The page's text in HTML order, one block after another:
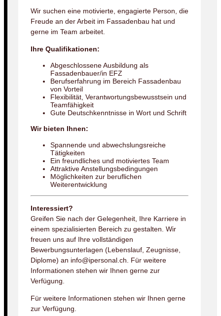
Wir suchen eine motivierte, engagierte Person, die
Freude an der Arbeit im Fassadenbau hat und
gerne im Team arbeitet.
Ihre Qualifikationen:
Abgeschlossene Ausbildung als
Fassadenbauer/in EFZ
Berufserfahrung im Bereich Fassadenbau
von Vorteil
Flexibilität, Verantwortungsbewusstsein und
Teamfähigkeit
Gute Deutschkenntnisse in Wort und Schrift
Wir bieten Ihnen:
Spannende und abwechslungsreiche
Tätigkeiten
Ein freundliches und motiviertes Team
Attraktive Anstellungsbedingungen
Möglichkeiten zur beruflichen
Weiterentwicklung
Interessiert?
Greifen Sie nach der Gelegenheit, Ihre Karriere in
einem spezialisierten Bereich zu gestalten. Wir
freuen uns auf Ihre vollständigen
Bewerbungsunterlagen (Lebenslauf, Zeugnisse,
Diplome) an info@ipersonal.ch. Für weitere
Informationen stehen wir Ihnen gerne zur
Verfügung.
Für weitere Informationen stehen wir Ihnen gerne
zur Verfügung.